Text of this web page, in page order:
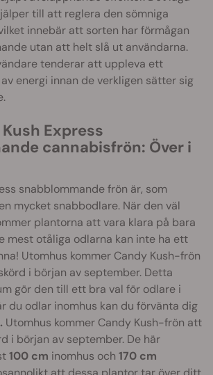
till att reglera den sömniga
innebär att sorten har förmågan
utan att helt slå ut användarna.
tenderar att uppleva ett
energi innan de verkligen sätter sig
Express
cannabisfrön: Över i
snabblommande frön är, som
mycket snabbodlare. När den väl
plantorna att vara klara på bara
mest otåliga odlarna kan inte ha ett
Utomhus kommer Candy Kush-frön
i början av september. Detta
gör den till ett bra val för odlare i
du odlar inomhus kan du förvänta dig
Utomhus kommer Candy Kush-frön att
i början av september. De här
100 cm inomhus och 170 cm